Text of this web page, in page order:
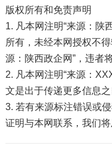
版权所有和免责声明
1. 凡本网注明“来源：陕
所有，未经本网授权不
源：陕西政企网”，违者
2. 凡本网注明“来源：
文是出于传递更多信息之
3. 若有来源标注错误或
证明与本网联系，我们